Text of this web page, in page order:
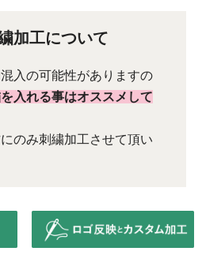
加工について
入の可能性がありますの
入れる事はオススメして
のみ刺繍加工させて頂い